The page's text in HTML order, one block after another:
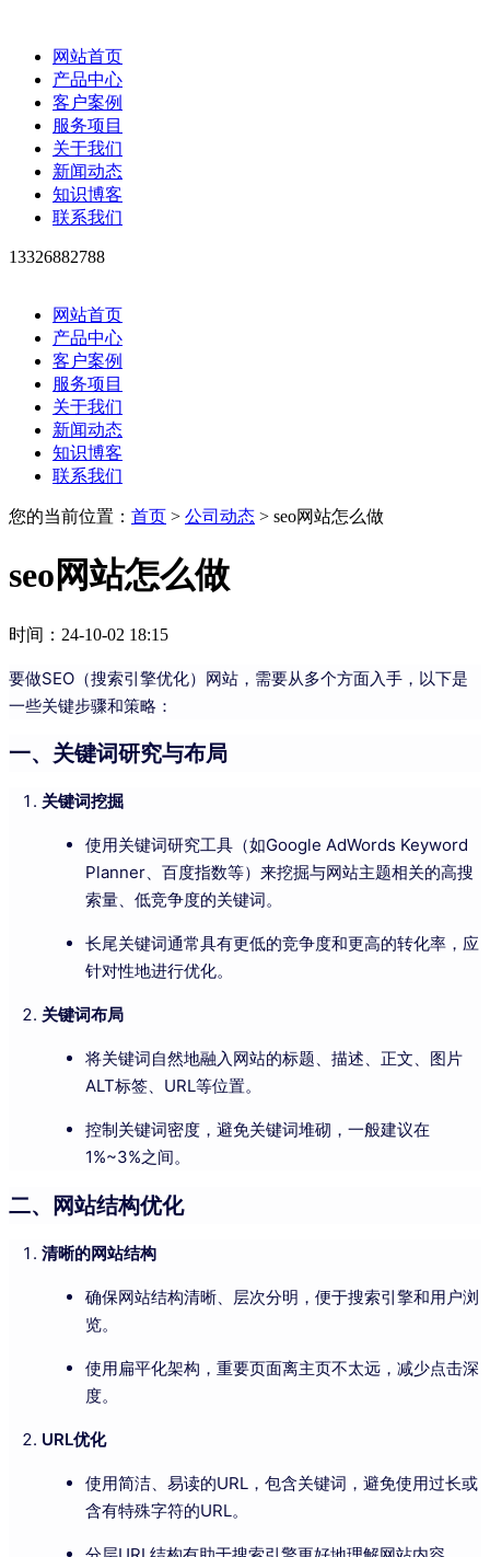
网站首页
产品中心
客户案例
服务项目
关于我们
新闻动态
知识博客
联系我们
13326882788
网站首页
产品中心
客户案例
服务项目
关于我们
新闻动态
知识博客
联系我们
您的当前位置： 首页 > 公司动态 > seo网站怎么做
seo网站怎么做
时间：24-10-02 18:15
要做SEO（搜索引擎优化）网站，需要从多个方面入手，以下是
一些关键步骤和策略：
一、关键词研究与布局
关键词挖掘
使用关键词研究工具（如Google AdWords Keyword
Planner、百度指数等）来挖掘与网站主题相关的高搜
索量、低竞争度的关键词。
长尾关键词通常具有更低的竞争度和更高的转化率，应
针对性地进行优化。
关键词布局
将关键词自然地融入网站的标题、描述、正文、图片
ALT标签、URL等位置。
控制关键词密度，避免关键词堆砌，一般建议在
1%~3%之间。
二、网站结构优化
清晰的网站结构
确保网站结构清晰、层次分明，便于搜索引擎和用户浏
览。
使用扁平化架构，重要页面离主页不太远，减少点击深
度。
URL优化
使用简洁、易读的URL，包含关键词，避免使用过长或
含有特殊字符的URL。